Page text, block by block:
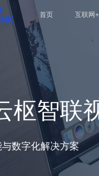
首页 互联网+
枢智联
数字化解决方案